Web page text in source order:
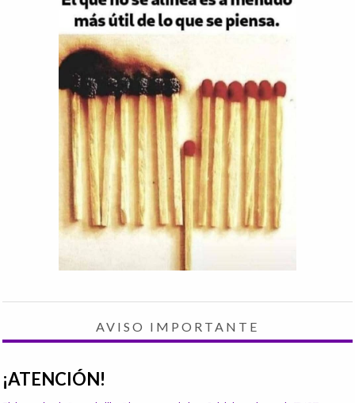
AVISO IMPORTANTE
¡ATENCIÓN!